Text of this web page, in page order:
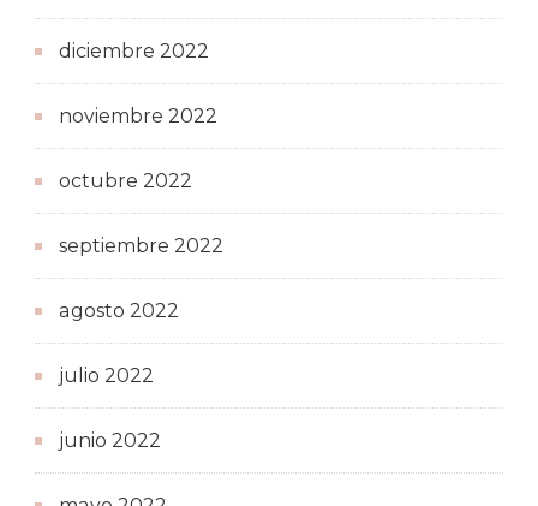
diciembre 2022
noviembre 2022
octubre 2022
septiembre 2022
agosto 2022
julio 2022
junio 2022